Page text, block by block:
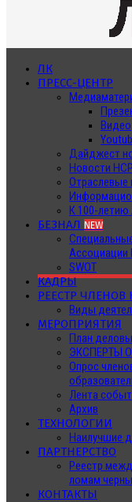
ЛК
ПРЕСС-ЦЕНТР
Видео
Дайджест
Новости
Отраслевые
К 100-летию
БЕЗНАЛ NEW
SWOT
КАДРЫ
РЕЕСТР ЧЛЕНОВ
Виды
МЕРОПРИЯТИЯ
План
ЭКСПЕРТЫ
Опрос
Лента
Архив
ТЕХНОЛОГИИ
Наилучшие
ПАРТНЕРСТВО
Реестр
ломам
КОНТАКТЫ